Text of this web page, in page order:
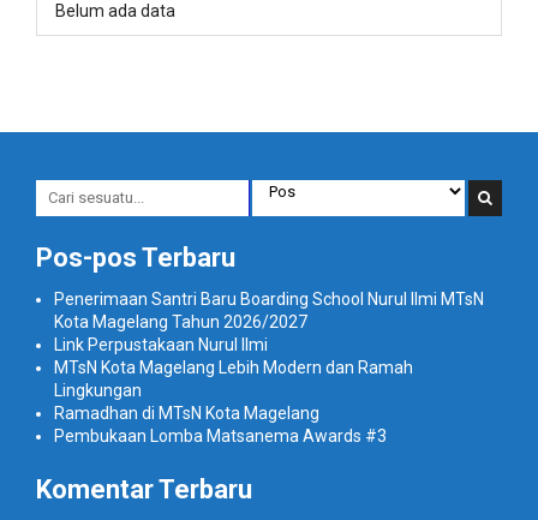
Belum ada data
Pos-pos Terbaru
Penerimaan Santri Baru Boarding School Nurul Ilmi MTsN
Kota Magelang Tahun 2026/2027
Link Perpustakaan Nurul Ilmi
MTsN Kota Magelang Lebih Modern dan Ramah
Lingkungan
Ramadhan di MTsN Kota Magelang
Pembukaan Lomba Matsanema Awards #3
Komentar Terbaru